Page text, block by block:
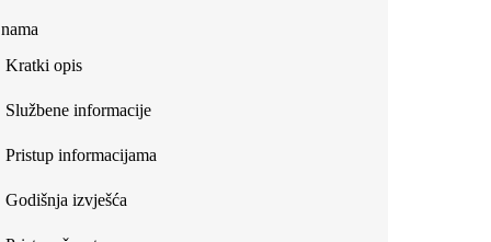
Kratki opis
Službene informacije
Pristup informacijama
Godišnja izvješća